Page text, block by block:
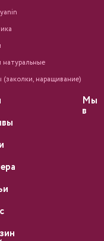
натуральные
(заколки, наращивание)
Мы
в